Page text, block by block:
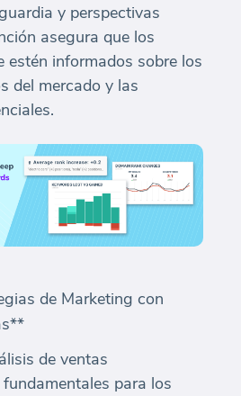
y perspectivas
asegura que los
estén informados sobre los
del mercado y las
de Marketing con
de ventas
para los